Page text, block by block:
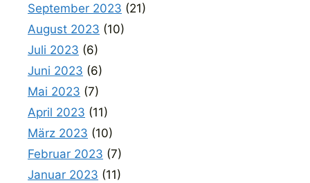
September 2023 (21)
August 2023 (10)
Juli 2023 (6)
Juni 2023 (6)
Mai 2023 (7)
April 2023 (11)
März 2023 (10)
Februar 2023 (7)
Januar 2023 (11)